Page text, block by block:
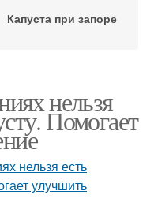
Капуста при запоре
нельзя
Помогает